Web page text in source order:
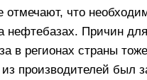
что
нефтебазах. Причин
в регионах страны
производителей был